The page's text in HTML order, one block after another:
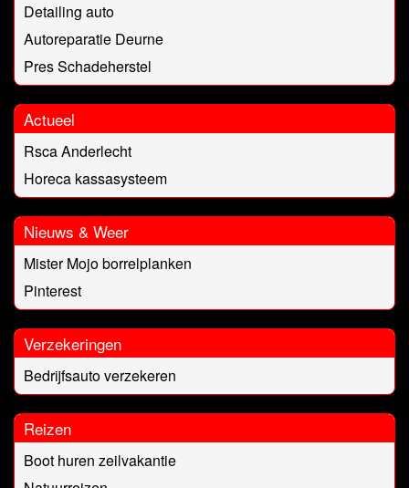
Detailing auto
Autoreparatie Deurne
Pres Schadeherstel
Actueel
Rsca Anderlecht
Horeca kassasysteem
Nieuws & Weer
Mister Mojo borrelplanken
Pinterest
Verzekeringen
Bedrijfsauto verzekeren
Reizen
Boot huren zeilvakantie